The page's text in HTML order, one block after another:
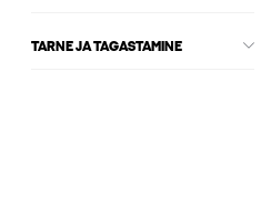
TARNE JA TAGASTAMINE